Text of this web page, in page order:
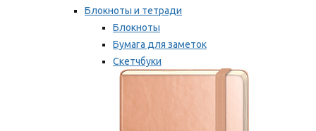
Блокноты и тетради
Блокноты
Бумага для заметок
Скетчбуки
Тетради